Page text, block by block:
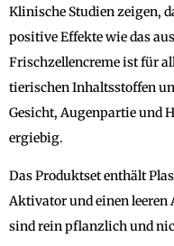
Klinische Studien zeigen,
positive Effekte wie das
Frischzellencreme ist für
tierischen Inhaltsstoffen
Gesicht, Augenpartie und
ergiebig.
Das Produktset enthält
Aktivator und einen leeren
sind rein pflanzlich und